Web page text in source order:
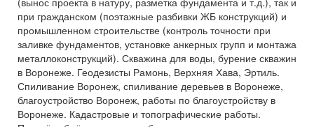
при гражданском (поэтажные разбивки ЖБ конструкций) и
промышленном строительстве (контроль точности при
заливке фундаментов, установке анкерных групп и монтажа
металлоконструкций). Скважина для воды, бурение скважин
в Воронеже. Геодезисты Рамонь, Верхняя Хава, Эртиль.
Спиливание Воронеж, спиливание деревьев в Воронеже,
благоустройство Воронеж, работы по благоустройству в
Воронеже. Кадастровые и топографические работы.